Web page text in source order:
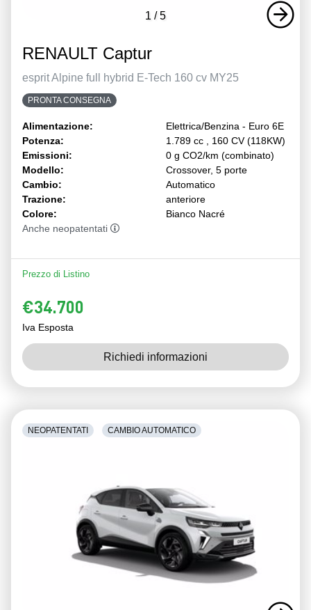
1 /5
RENAULT Captur
esprit Alpine full hybrid E-Tech 160 cv MY25
PRONTA CONSEGNA
Alimentazione:
Elettrica/Benzina - Euro 6E
Potenza:
1.789 cc , 160 CV (118KW)
Emissioni:
0 g CO2/km (combinato)
Modello:
Crossover, 5 porte
Cambio:
Automatico
Trazione:
anteriore
Colore:
Bianco Nacré
Anche neopatentati
Prezzo di Listino
€34.700
Iva Esposta
Richiedi informazioni
NEOPATENTATI CAMBIO AUTOMATICO